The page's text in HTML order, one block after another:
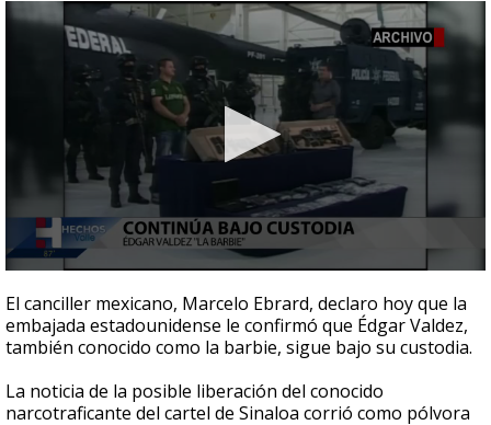
seconds
of
1
minute,
seconds
El canciller mexicano, Marcelo Ebrard, declaro hoy que la
embajada estadounidense le confirmó que Édgar Valdez,
también conocido como la barbie, sigue bajo su custodia.
La noticia de la posible liberación del conocido
narcotraficante del cartel de Sinaloa corrió como pólvora